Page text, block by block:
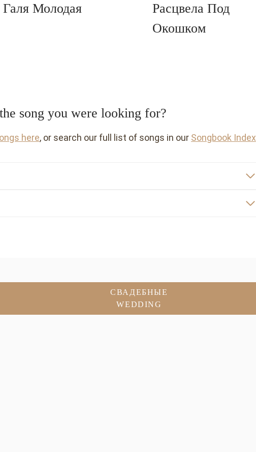
Галя Молодая
Расцвела Под
Окошком
song you were looking for?
here, or search our full list of songs in our Songbook Index
СВАДЕБНЫЕ
WEDDING